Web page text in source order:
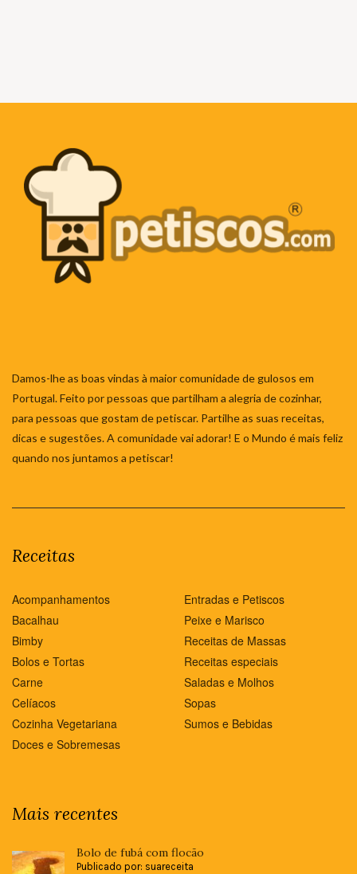
Damos-lhe as boas vindas à maior comunidade de gulosos em
Portugal. Feito por pessoas que partilham a alegria de cozinhar,
para pessoas que gostam de petiscar. Partilhe as suas receitas,
dicas e sugestões. A comunidade vai adorar! E o Mundo é mais feliz
quando nos juntamos a petiscar!
Receitas
Acompanhamentos
Bacalhau
Bimby
Bolos e Tortas
Carne
Celíacos
Cozinha Vegetariana
Doces e Sobremesas
Entradas e Petiscos
Peixe e Marisco
Receitas de Massas
Receitas especiais
Saladas e Molhos
Sopas
Sumos e Bebidas
Mais recentes
Bolo de fubá com flocão
Publicado por: suareceita